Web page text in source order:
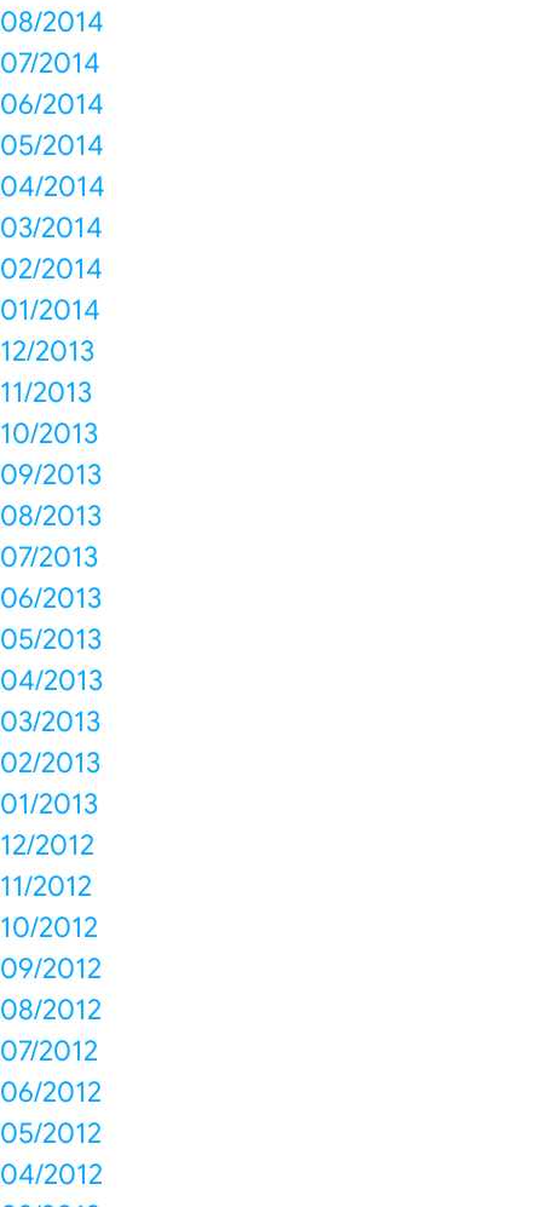
08/2014
07/2014
06/2014
05/2014
04/2014
03/2014
02/2014
01/2014
12/2013
11/2013
10/2013
09/2013
08/2013
07/2013
06/2013
05/2013
04/2013
03/2013
02/2013
01/2013
12/2012
11/2012
10/2012
09/2012
08/2012
07/2012
06/2012
05/2012
04/2012